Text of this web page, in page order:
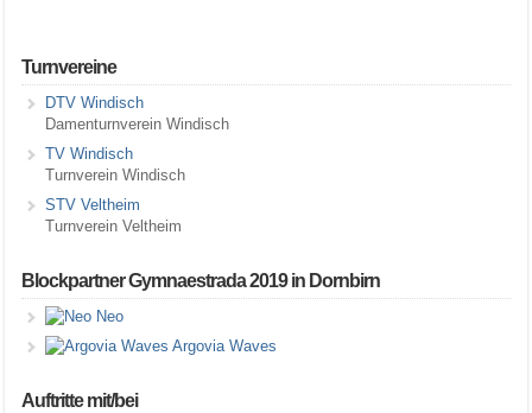
Turnvereine
DTV Windisch
Damenturnverein Windisch
TV Windisch
Turnverein Windisch
STV Veltheim
Turnverein Veltheim
Blockpartner Gymnaestrada 2019 in Dornbirn
Neo
Argovia Waves
Auftritte mit/bei